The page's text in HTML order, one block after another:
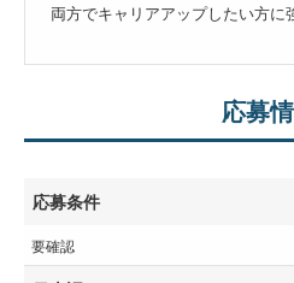
両方でキャリアアップしたい方に
応募
応募条件
要確認